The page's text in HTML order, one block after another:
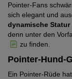
Keine Tendenz
Verliert wenig Haare
Als Wachhund geeignet
Pointer-Fans
sich elegant und
dynamische Statur
denn unter den
zu finden.
Pointer-Hund-
Ein Pointer-Rüde